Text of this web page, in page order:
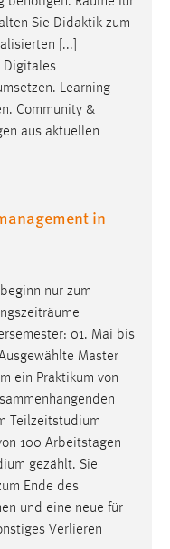
Sie Didaktik zum
[...]
Digitales
Learning
Community &
aus aktuellen
in
nur zum
01. Mai bis
Master
ein Praktikum von
Teilzeitstudium
100 Arbeitstagen
gezählt. Sie
Ende des
und eine neue für
Verlieren
wird in diesem Cookie
mibew-
nutzen zu können.
style-
mibew_locale = 3